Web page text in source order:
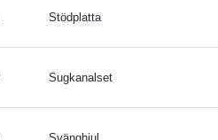
Stödplatta
Sugkanalset